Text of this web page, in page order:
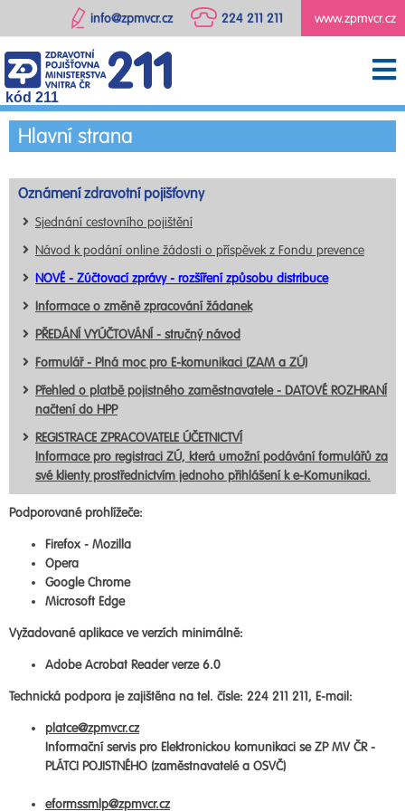
www.zpmvcr.cz
224 211 211
info@zpmvcr.cz
kód 211
Hlavní strana
Oznámení zdravotní pojišťovny
Sjednání cestovního pojištění
Návod k podání online žádosti o příspěvek z Fondu prevence
NOVÉ - Zúčtovací zprávy - rozšíření způsobu distribuce
Informace o změně zpracování žádanek
PŘEDÁNÍ VYÚČTOVÁNÍ - stručný návod
Formulář - Plná moc pro E-komunikaci (ZAM a ZÚ)
Přehled o platbě pojistného zaměstnavatele - DATOVÉ ROZHRANÍ
načtení do HPP
REGISTRACE ZPRACOVATELE ÚČETNICTVÍ
Informace pro registraci ZÚ, která umožní podávání formulářů za
své klienty prostřednictvím jednoho přihlášení k e-Komunikaci.
Podporované prohlížeče:
Firefox - Mozilla
Opera
Google Chrome
Microsoft Edge
Vyžadované aplikace ve verzích minimálně:
Adobe Acrobat Reader verze 6.0
Technická podpora je zajištěna na tel. čísle: 224 211 211, E-mail:
platce@zpmvcr.cz
Informační servis pro Elektronickou komunikaci se ZP MV ČR -
PLÁTCI POJISTNÉHO (zaměstnavatelé a OSVČ)
eformssmlp@zpmvcr.cz